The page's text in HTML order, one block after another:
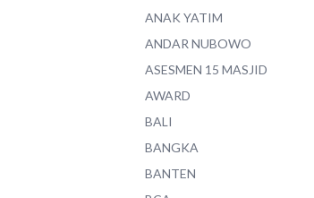
ANAK YATIM
ANDAR NUBOWO
ASESMEN 15 MASJID
AWARD
BALI
BANGKA
BANTEN